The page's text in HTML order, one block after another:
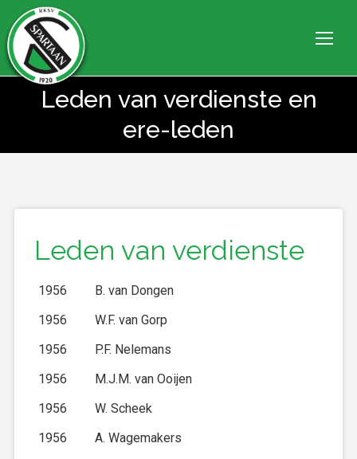
Leden van verdienste en
ere-leden
Leden van verdienste
1956
B. van Dongen
1956
W.F. van Gorp
1956
P.F. Nelemans
1956
M.J.M. van Ooijen
1956
W. Scheek
1956
A. Wagemakers